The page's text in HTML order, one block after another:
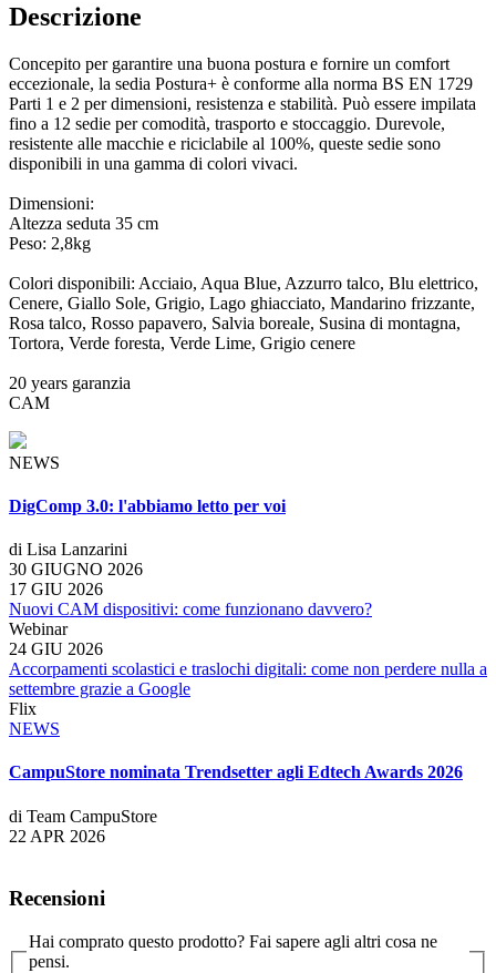
Descrizione
Concepito per garantire una buona postura e fornire un comfort
eccezionale, la sedia Postura+ è conforme alla norma BS EN 1729
Parti 1 e 2 per dimensioni, resistenza e stabilità. Può essere impilata
fino a 12 sedie per comodità, trasporto e stoccaggio. Durevole,
resistente alle macchie e riciclabile al 100%, queste sedie sono
disponibili in una gamma di colori vivaci.
Dimensioni:
Altezza seduta 35 cm
Peso: 2,8kg
Colori disponibili: Acciaio, Aqua Blue, Azzurro talco, Blu elettrico,
Cenere, Giallo Sole, Grigio, Lago ghiacciato, Mandarino frizzante,
Rosa talco, Rosso papavero, Salvia boreale, Susina di montagna,
Tortora, Verde foresta, Verde Lime, Grigio cenere
20 years garanzia
CAM
NEWS
DigComp 3.0: l'abbiamo letto per voi
di Lisa Lanzarini
30 GIUGNO 2026
17 GIU 2026
Nuovi CAM dispositivi: come funzionano davvero?
Webinar
24 GIU 2026
Accorpamenti scolastici e traslochi digitali: come non perdere nulla a
settembre grazie a Google
Flix
NEWS
CampuStore nominata Trendsetter agli Edtech Awards 2026
di Team CampuStore
22 APR 2026
Recensioni
Hai comprato questo prodotto? Fai sapere agli altri cosa ne
pensi.